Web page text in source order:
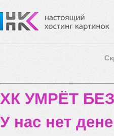
ХК УМРЁТ
У нас нет